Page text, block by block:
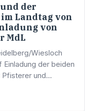
der
Landtag von
von
MdL
Wiesloch
der beiden
und